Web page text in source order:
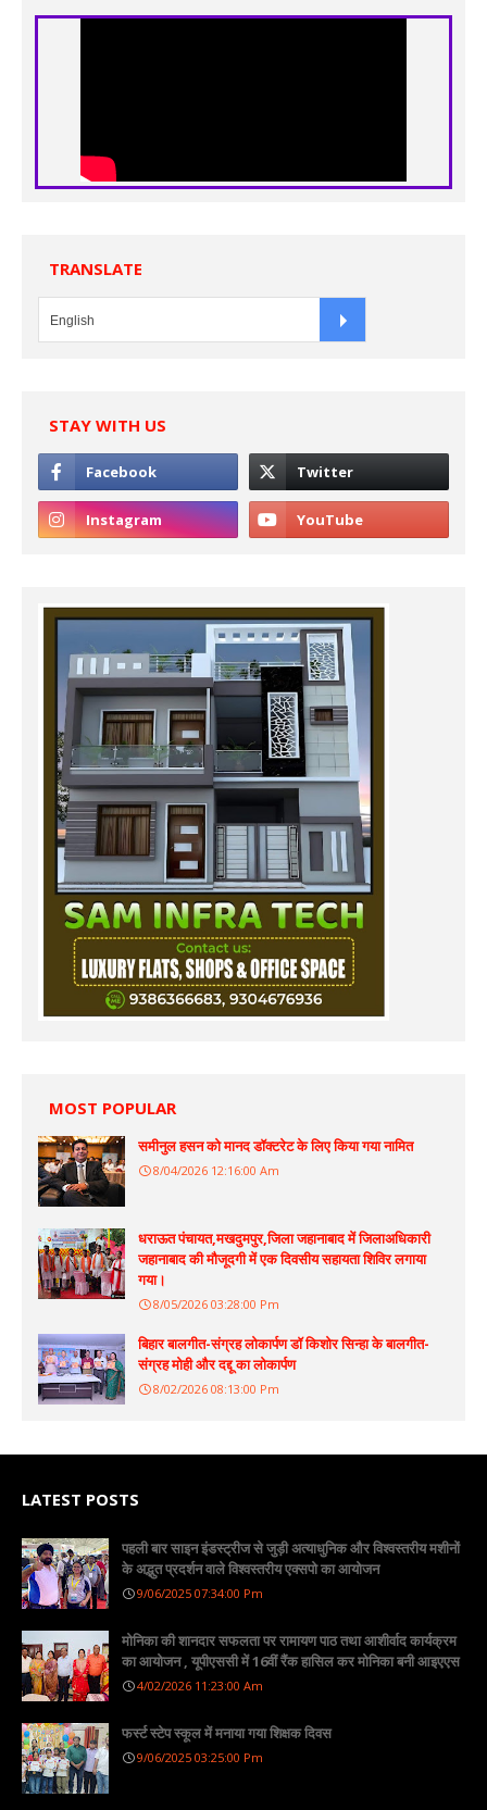
TRANSLATE
STAY WITH US
MOST POPULAR
समीनुल हसन को मानद डॉक्टरेट के लिए किया गया नामित
8/04/2026 12:16:00 Am
धराऊत पंचायत,मखदुमपुर,जिला जहानाबाद में जिलाअधिकारी
जहानाबाद की मौजूदगी में एक दिवसीय सहायता शिविर लगाया
गया।
8/05/2026 03:28:00 Pm
बिहार बालगीत-संग्रह लोकार्पण डॉ किशोर सिन्हा के बालगीत-
संग्रह मोही और दद्दू का लोकार्पण
8/02/2026 08:13:00 Pm
LATEST POSTS
पहली बार साइन इंडस्ट्रीज से जुड़ी अत्याधुनिक और विश्वस्तरीय मशीनों
के अद्भुत प्रदर्शन वाले विश्वस्तरीय एक्सपो का आयोजन
9/06/2025 07:34:00 Pm
मोनिका की शानदार सफलता पर रामायण पाठ तथा आशीर्वाद कार्यक्रम
का आयोजन , यूपीएससी में 16वीं रैंक हासिल कर मोनिका बनी आइएएस
4/02/2026 11:23:00 Am
फर्स्ट स्टेप स्कूल में मनाया गया शिक्षक दिवस
9/06/2025 03:25:00 Pm